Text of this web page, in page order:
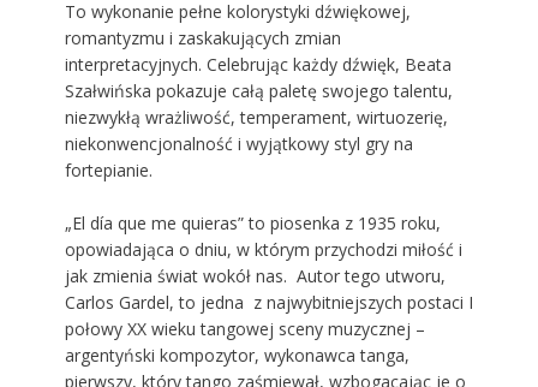
To wykonanie pełne kolorystyki dźwiękowej,
romantyzmu i zaskakujących zmian
interpretacyjnych. Celebrując każdy dźwięk, Beata
Szałwińska pokazuje całą paletę swojego talentu,
niezwykłą wrażliwość, temperament, wirtuozerię,
niekonwencjonalność i wyjątkowy styl gry na
fortepianie.
„El día que me quieras” to piosenka z 1935 roku,
opowiadająca o dniu, w którym przychodzi miłość i
jak zmienia świat wokół nas. Autor tego utworu,
Carlos Gardel, to jedna z najwybitniejszych postaci I
połowy XX wieku tangowej sceny muzycznej –
argentyński kompozytor, wykonawca tanga,
pierwszy, który tango zaśmiewał, wzbogacając je o